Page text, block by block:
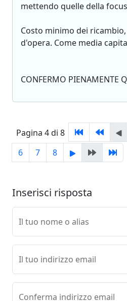
mettendo quelle della
Costo minimo dei
d'opera. Come media
CONFERMO PIENAMENTE
Pagina 4 di 8
6
7 8
Inserisci risposta
Il tuo nome o alias
Il tuo indirizzo email
Conferma indirizzo email